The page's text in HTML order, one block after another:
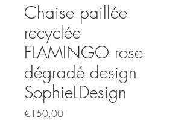
Chaise paillée
recyclée
FLAMINGO rose
dégradé design
SophieLDesign
€150.00Prix